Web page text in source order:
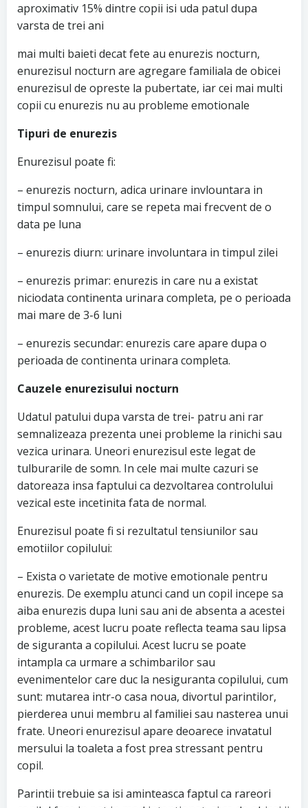
aproximativ 15% dintre copii isi uda patul dupa
varsta de trei ani
mai multi baieti decat fete au enurezis nocturn,
enurezisul nocturn are agregare familiala de obicei
enurezisul de opreste la pubertate, iar cei mai multi
copii cu enurezis nu au probleme emotionale
Tipuri de enurezis
Enurezisul poate fi:
– enurezis nocturn, adica urinare invlountara in
timpul somnului, care se repeta mai frecvent de o
data pe luna
– enurezis diurn: urinare involuntara in timpul zilei
– enurezis primar: enurezis in care nu a existat
niciodata continenta urinara completa, pe o perioada
mai mare de 3-6 luni
– enurezis secundar: enurezis care apare dupa o
perioada de continenta urinara completa.
Cauzele enurezisului nocturn
Udatul patului dupa varsta de trei- patru ani rar
semnalizeaza prezenta unei probleme la rinichi sau
vezica urinara. Uneori enurezisul este legat de
tulburarile de somn. In cele mai multe cazuri se
datoreaza insa faptului ca dezvoltarea controlului
vezical este incetinita fata de normal.
Enurezisul poate fi si rezultatul tensiunilor sau
emotiilor copilului:
– Exista o varietate de motive emotionale pentru
enurezis. De exemplu atunci cand un copil incepe sa
aiba enurezis dupa luni sau ani de absenta a acestei
probleme, acest lucru poate reflecta teama sau lipsa
de siguranta a copilului. Acest lucru se poate
intampla ca urmare a schimbarilor sau
evenimentelor care duc la nesiguranta copilului, cum
sunt: mutarea intr-o casa noua, divortul parintilor,
pierderea unui membru al familiei sau nasterea unui
frate. Uneori enurezisul apare deoarece invatatul
mersului la toaleta a fost prea stressant pentru
copil.
Parintii trebuie sa isi aminteasca faptul ca rareori